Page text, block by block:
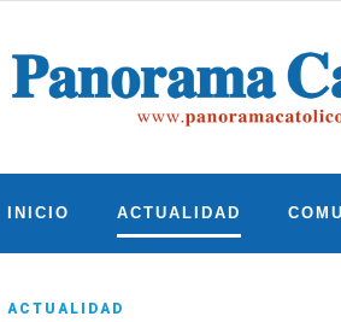
INICIO ACTUALIDAD
ACTUALIDAD